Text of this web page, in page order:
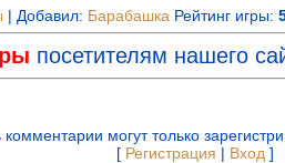
| Добавил: Барабашка Рейтинг игры:
посетителям нашего
комментарии могут только
[ Регистрация | Вход ]